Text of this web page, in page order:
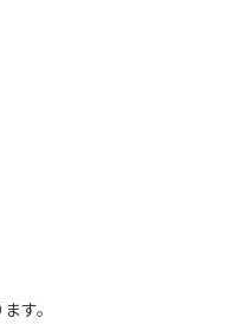
す。